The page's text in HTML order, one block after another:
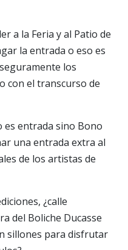
a la Feria y al Patio de
la entrada o eso es
los
con el transcurso de
es entrada sino Bono
una entrada extra al
de los artistas de
¿calle
del Boliche Ducasse
sillones para disfrutar